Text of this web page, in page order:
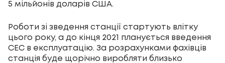
5 мільйонів доларів США.
Роботи зі зведення станції стартують влітку
цього року, а до кінця 2021 планується введення
СЕС в експлуатацію. За розрахунками фахівців
станція буде щорічно виробляти близько